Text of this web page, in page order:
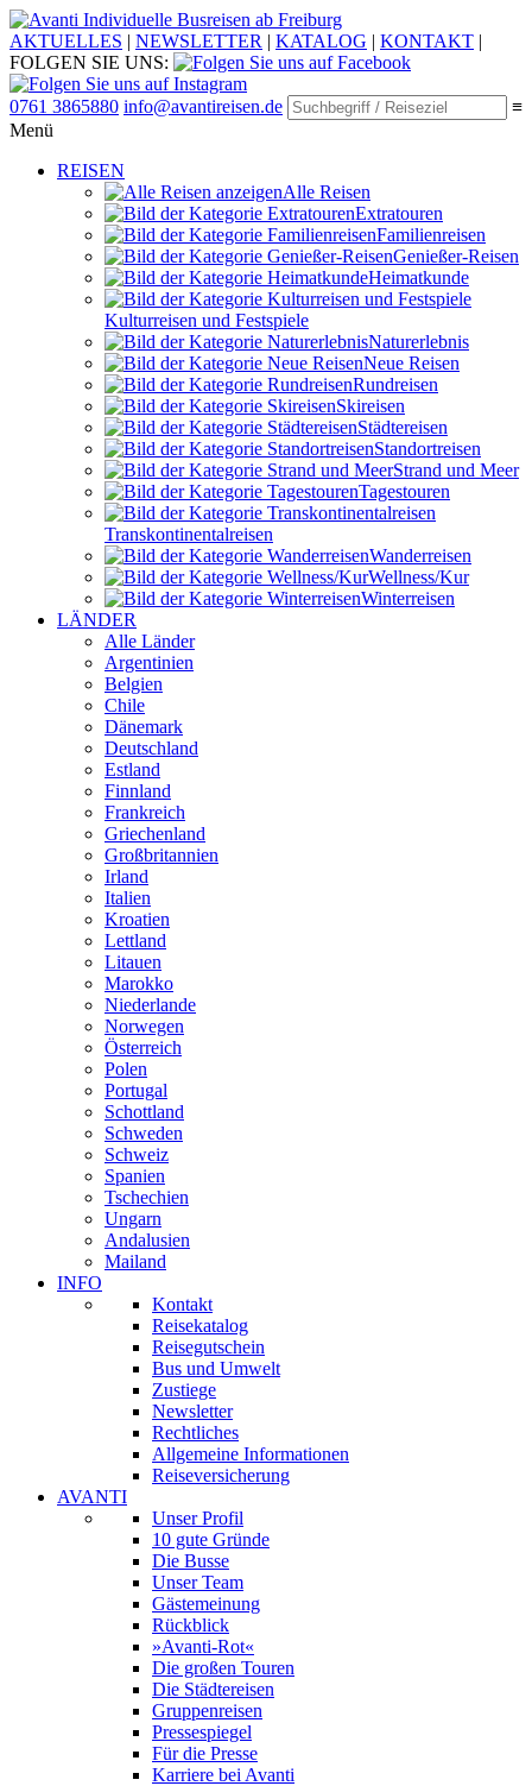
Individuelle Busreisen ab Freiburg
AKTUELLES | NEWSLETTER | KATALOG | KONTAKT |
FOLGEN SIE UNS:
0761 3865880 info@avantireisen.de
≡
Menü
REISEN
Alle Reisen
Extratouren
Familien­reisen
Genießer-Reisen
Heimatkunde
Kultur­reisen und Festspiele
Naturerlebnis
Neue Reisen
Rund­reisen
Ski­reisen
Städte­reisen
Standort­reisen
Strand und Meer
Tagestouren
Transkontinental­reisen
Wander­reisen
Wellness/Kur
Winter­reisen
LÄNDER
Alle Länder
Argentinien
Belgien
Chile
Dänemark
Deutschland
Estland
Finnland
Frankreich
Griechenland
Großbritannien
Irland
Italien
Kroatien
Lettland
Litauen
Marokko
Niederlande
Norwegen
Österreich
Polen
Portugal
Schottland
Schweden
Schweiz
Spanien
Tschechien
Ungarn
Andalusien
Mailand
INFO
Kontakt
Reisekatalog
Reisegutschein
Bus und Umwelt
Zustiege
Newsletter
Rechtliches
Allgemeine Informationen
Reiseversicherung
AVANTI
Unser Profil
10 gute Gründe
Die Busse
Unser Team
Gästemeinung
Rückblick
»Avanti-Rot«
Die großen Touren
Die Städtereisen
Gruppenreisen
Pressespiegel
Für die Presse
Karriere bei Avanti